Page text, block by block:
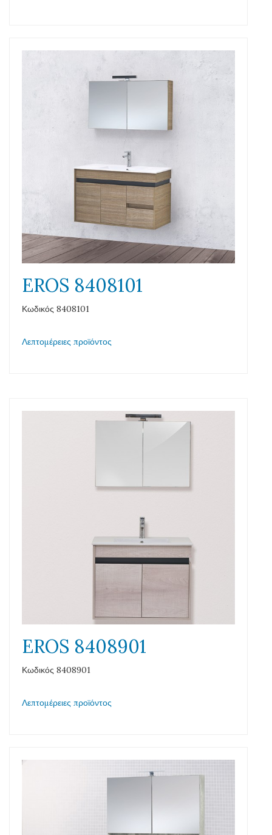
EROS 8408101
Κωδικός 8408101
Λεπτομέρειες προϊόντος
EROS 8408901
Κωδικός 8408901
Λεπτομέρειες προϊόντος